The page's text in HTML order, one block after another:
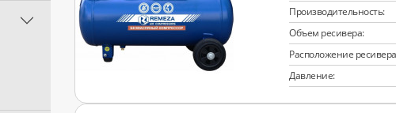
Производительность:
Объем ресивера:
Расположение
Давление: